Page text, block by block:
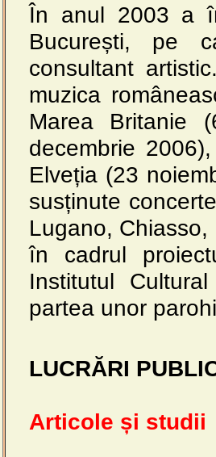
În anul 2003 a
București, pe
consultant
muzica
Marea Britanie
decembrie
Elveția (23
susținute
Lugano,
în cadrul
Institutul
partea unor
LUCRĂRI
Articole și studii